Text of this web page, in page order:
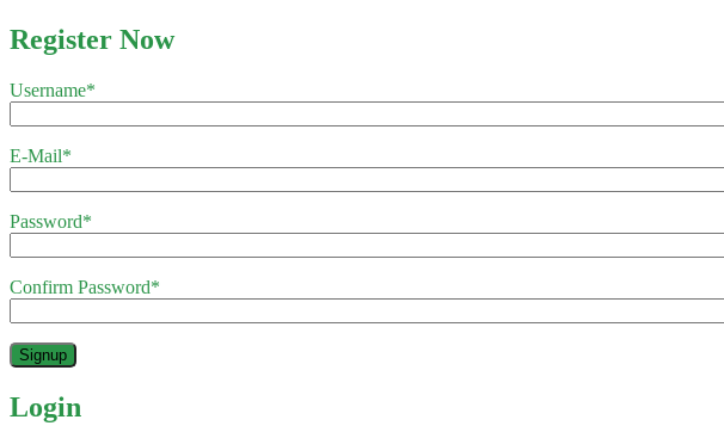
Register Now
Username*
E-Mail*
Password*
Confirm Password*
Login